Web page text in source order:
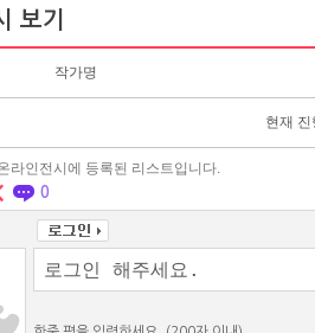
보기
작가명
현재
라인전시에 등록된 리스트입니다.
0